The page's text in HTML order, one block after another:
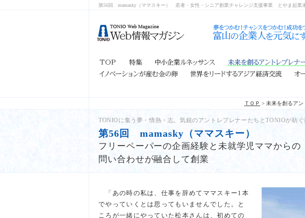
第56回 mamasky（ママスキー） 若者・女性・シニア創業チャレンジ支援事業 とやま起業
ＴＯＰ > 未来を創るア
TONIOに集う夢・情熱・志。気鋭のアントレプレナーたちとTONIOが紡ぐ
第56回 mamasky（ママスキー）
フリーペーパーの企画経験と未就学児ママからの
問い合わせが融合して創業
「あの時の私は、仕事を辞めてママスキー1本
でやっていくとは思ってもいませんでした。と
ころが一緒にやっていた松本さんは、初めての